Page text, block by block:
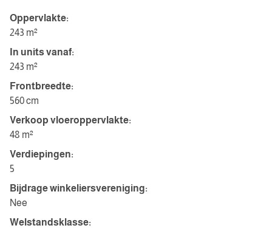
Oppervlakte:
243 m²
In units vanaf:
243 m²
Frontbreedte:
560 cm
Verkoop vloeroppervlakte:
48 m²
Verdiepingen:
5
Bijdrage winkeliersvereniging:
Nee
Welstandsklasse: